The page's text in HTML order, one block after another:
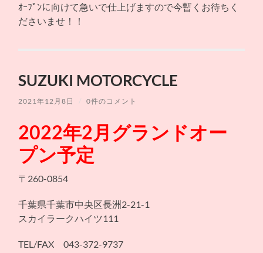
ー
サ
ｵｰﾌﾟﾝに向けて急いで仕上げますので今暫くお待ちく
ださいませ！！
SUZUKI MOTORCYCLE
2021年12月8日 / 0件のコメント
2022年2月グランドオー
プン予定
〒260-0854
千葉県千葉市中央区長洲2-21-1
スカイラークハイツ111
TEL/FAX 043-372-9737